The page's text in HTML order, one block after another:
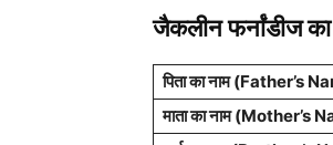
जैकलीन फर्नांडीजका
पिता का नाम (Father’s
माता का नाम (Mother’s